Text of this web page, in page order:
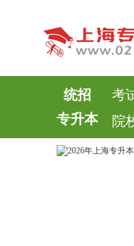
统招
专升本
考
院